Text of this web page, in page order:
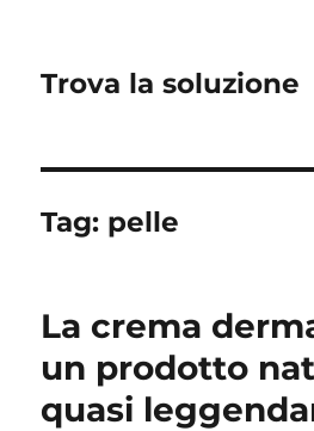
Trova la soluzione
Tag: pelle
La crema
un prodotto
quasi